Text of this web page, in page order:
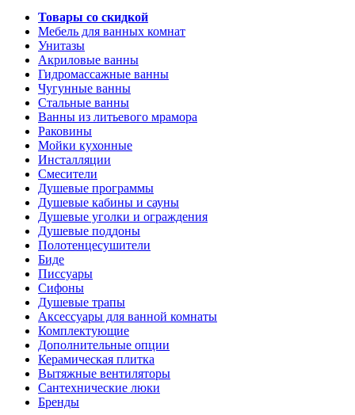
Товары со скидкой
Мебель для ванных комнат
Унитазы
Акриловые ванны
Гидромассажные ванны
Чугунные ванны
Стальные ванны
Ванны из литьевого мрамора
Раковины
Мойки кухонные
Инсталляции
Смесители
Душевые программы
Душевые кабины и сауны
Душевые уголки и ограждения
Душевые поддоны
Полотенцесушители
Биде
Писсуары
Сифоны
Душевые трапы
Аксессуары для ванной комнаты
Комплектующие
Дополнительные опции
Керамическая плитка
Вытяжные вентиляторы
Сантехнические люки
Бренды